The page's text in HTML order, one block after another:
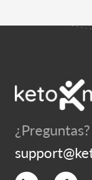
¿Preguntas?